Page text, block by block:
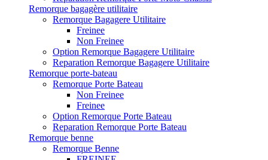
Remorque bagagère utilitaire
Remorque Bagagere Utilitaire
Freinee
Non Freinee
Option Remorque Bagagere Utilitaire
Reparation Remorque Bagagere Utilitaire
Remorque porte-bateau
Remorque Porte Bateau
Non Freinee
Freinee
Option Remorque Porte Bateau
Reparation Remorque Porte Bateau
Remorque benne
Remorque Benne